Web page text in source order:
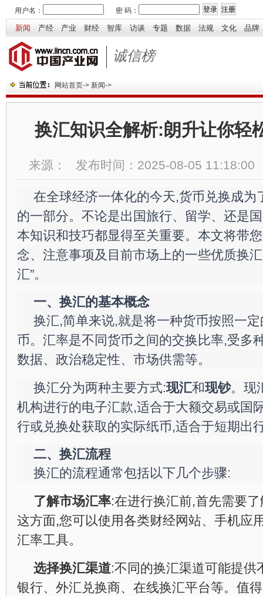
用户名： 密 码：
新闻 产经 产业 财经 智库 访谈 专题 数据 法规 文化 品牌
诚信榜
网站首页-> 新闻->
换汇知识全解析:朗升让你轻
来源： 发布时间： 2025-08-05 11:18:00
在全球经济一体化的今天,货币兑换成为
的一部分。不论是出国旅行、留学、还是
本知识和技巧都显得至关重要。本文将带
念、注意事项及目前市场上的一些优质换
汇”。
一、换汇的基本概念
换汇,简单来说,就是将一种货币按照一
币。汇率是不同货币之间的交换比率,受多
数据、政治稳定性、市场供需等。
换汇分为两种主要方式:现汇和现钞。现
机构进行的电子汇款,适合于大额交易或国
行或兑换处获取的实际纸币,适合于短期出
二、换汇流程
换汇的流程通常包括以下几个步骤:
了解市场汇率:在进行换汇前,首先需要
这方面,您可以使用各类财经网站、手机应
汇率工具。
选择换汇渠道:不同的换汇渠道可能提供
银行、外汇兑换商、在线换汇平台等。值